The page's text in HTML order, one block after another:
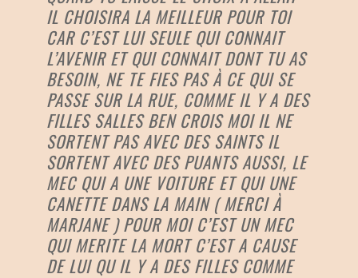
IL CHOISIRA LA MEILLEUR POUR TOI
CAR C’EST LUI SEULE QUI CONNAIT
L’AVENIR ET QUI CONNAIT DONT TU AS
BESOIN, NE TE FIES PAS À CE QUI SE
PASSE SUR LA RUE, COMME IL Y A DES
FILLES SALLES BEN CROIS MOI IL NE
SORTENT PAS AVEC DES SAINTS IL
SORTENT AVEC DES PUANTS AUSSI, LE
MEC QUI A UNE VOITURE ET QUI UNE
CANETTE DANS LA MAIN ( MERCI À
MARJANE ) POUR MOI C’EST UN MEC
QUI MERITE LA MORT C’EST A CAUSE
DE LUI QU IL Y A DES FILLES COMME